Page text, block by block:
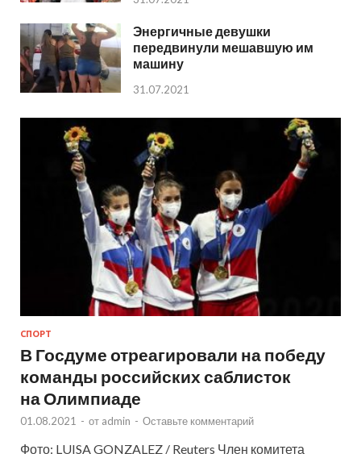
Энергичные девушки
передвинули мешавшую им
машину
31.07.2021
СПОРТ
В Госдуме отреагировали на победу
команды российских саблисток
на Олимпиаде
01.08.2021 - от admin - Оставьте комментарий
Фото: LUISA GONZALEZ / Reuters Член комитета